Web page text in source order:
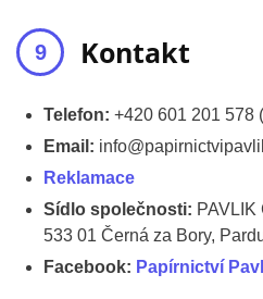
Kontakt
Telefon: +420 601 201 578
Email:
Reklamace
Sídlo společnosti: PAVLIK
533 01 Černá za Bory,
Facebook: Papírnictví